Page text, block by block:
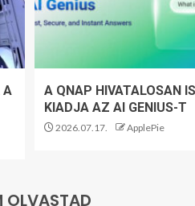
A
A QNAP HIVATALOSAN IS
KIADJA AZ AI GENIUS-T
2026.07.17. ApplePie
OLVASTAD